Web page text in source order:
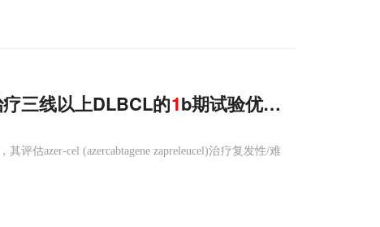
三线以上DLBCL的1b期试验优异缓解率数据
评估azer-cel (azercabtagene zapreleucel)治疗复发性/难